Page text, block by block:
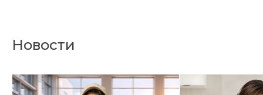
Новости